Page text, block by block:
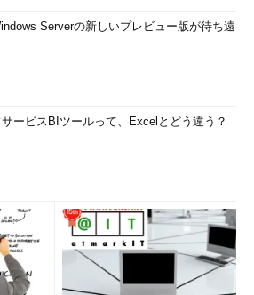
Serverの新しいプレビュー版が待ち遠
ービスBIツールって、Excelとどう違う？